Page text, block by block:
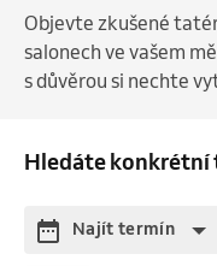
Objevte zkušené
salonech ve vašem
s důvěrou si nechte
Hledáte konkrétní
Najít termín